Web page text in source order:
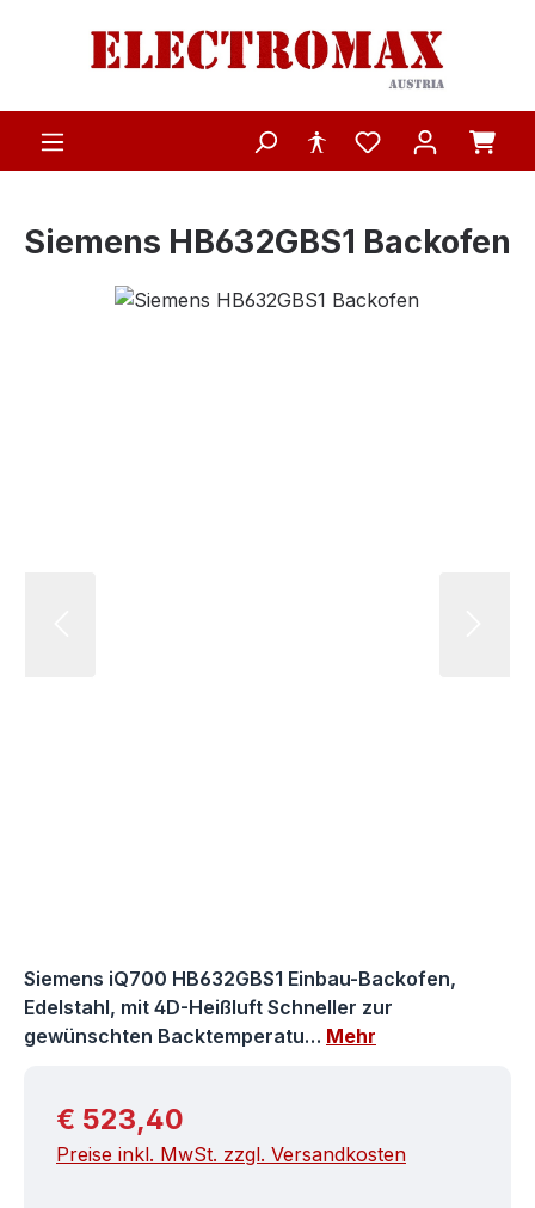
Zum Hauptinhalt springen
Siemens HB632GBS1 Backofen
Bildergalerie überspringen
Siemens iQ700 HB632GBS1 Einbau-Backofen,
Edelstahl, mit 4D-Heißluft Schneller zur
gewünschten Backtemperatu… Mehr
Regulärer Preis:
€ 523,40
Preise inkl. MwSt. zzgl. Versandkosten